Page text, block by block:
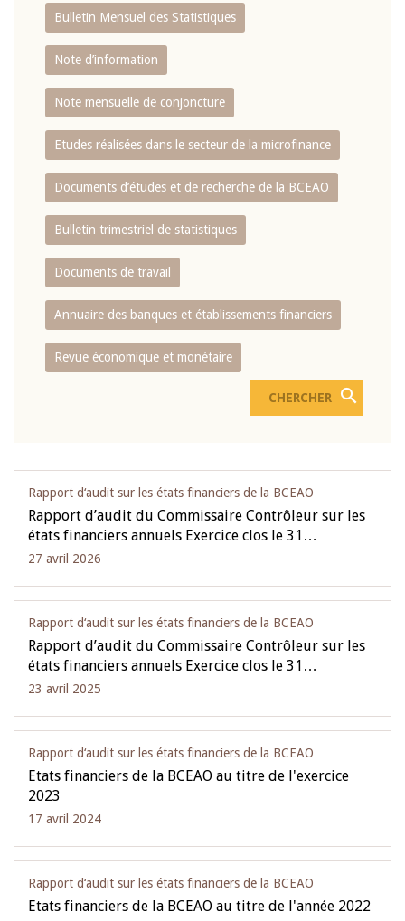
Bulletin Mensuel des Statistiques
Note d’information
Note mensuelle de conjoncture
Etudes réalisées dans le secteur de la microfinance
Documents d’études et de recherche de la BCEAO
Bulletin trimestriel de statistiques
Documents de travail
Annuaire des banques et établissements financiers
Revue économique et monétaire
Rapport d‘audit sur les états financiers de la BCEAO
Rapport d’audit du Commissaire Contrôleur sur les
états financiers annuels Exercice clos le 31…
27 avril 2026
Rapport d‘audit sur les états financiers de la BCEAO
Rapport d’audit du Commissaire Contrôleur sur les
états financiers annuels Exercice clos le 31…
23 avril 2025
Rapport d‘audit sur les états financiers de la BCEAO
Etats financiers de la BCEAO au titre de l'exercice
2023
17 avril 2024
Rapport d‘audit sur les états financiers de la BCEAO
Etats financiers de la BCEAO au titre de l'année 2022